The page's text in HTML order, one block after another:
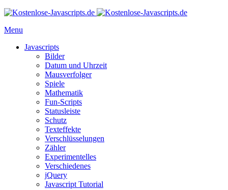
Menu
Javascripts
Bilder
Datum und Uhrzeit
Mausverfolger
Spiele
Mathematik
Fun-Scripts
Statusleiste
Schutz
Texteffekte
Verschlüsselungen
Zähler
Experimentelles
Verschiedenes
jQuery
Javascript Tutorial